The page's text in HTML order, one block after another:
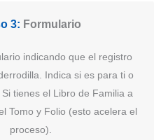
3: Formulario
indicando que el registro
Indica si es para ti o
tienes el Libro de Familia a
Tomo y Folio (esto acelera el
proceso).